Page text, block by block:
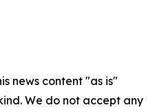
news content "as is"
We do not accept any